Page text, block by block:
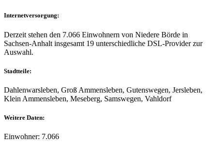
Internetversorgung:
Derzeit stehen den 7.066 Einwohnern von Niedere Börde in
Sachsen-Anhalt insgesamt 19 unterschiedliche DSL-Provider zur
Auswahl.
Stadtteile:
Dahlenwarsleben, Groß Ammensleben, Gutenswegen, Jersleben,
Klein Ammensleben, Meseberg, Samswegen, Vahldorf
Weitere Daten:
Einwohner: 7.066